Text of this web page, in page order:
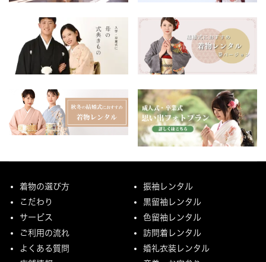
着物の選び方
こだわり
サービス
ご利用の流れ
よくある質問
振袖レンタル
黒留袖レンタル
色留袖レンタル
訪問着レンタル
婚礼衣装レンタル